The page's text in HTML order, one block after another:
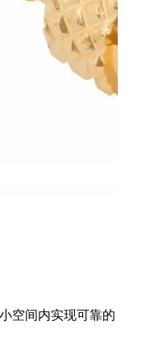
空间内实现可靠的